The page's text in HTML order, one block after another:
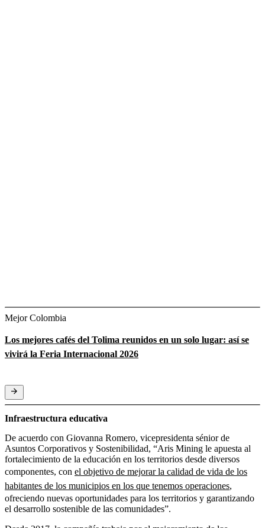
Mejor Colombia
Los mejores cafés del Tolima reunidos en un solo lugar: así se
vivirá la Feria Internacional 2026
Infraestructura educativa
De acuerdo con Giovanna Romero, vicepresidenta sénior de
Asuntos Corporativos y Sostenibilidad, “Aris Mining le apuesta al
fortalecimiento de la educación en los territorios desde diversos
componentes, con el objetivo de mejorar la calidad de vida de los
habitantes de los municipios en los que tenemos operaciones,
ofreciendo nuevas oportunidades para los territorios y garantizando
el desarrollo sostenible de las comunidades”.